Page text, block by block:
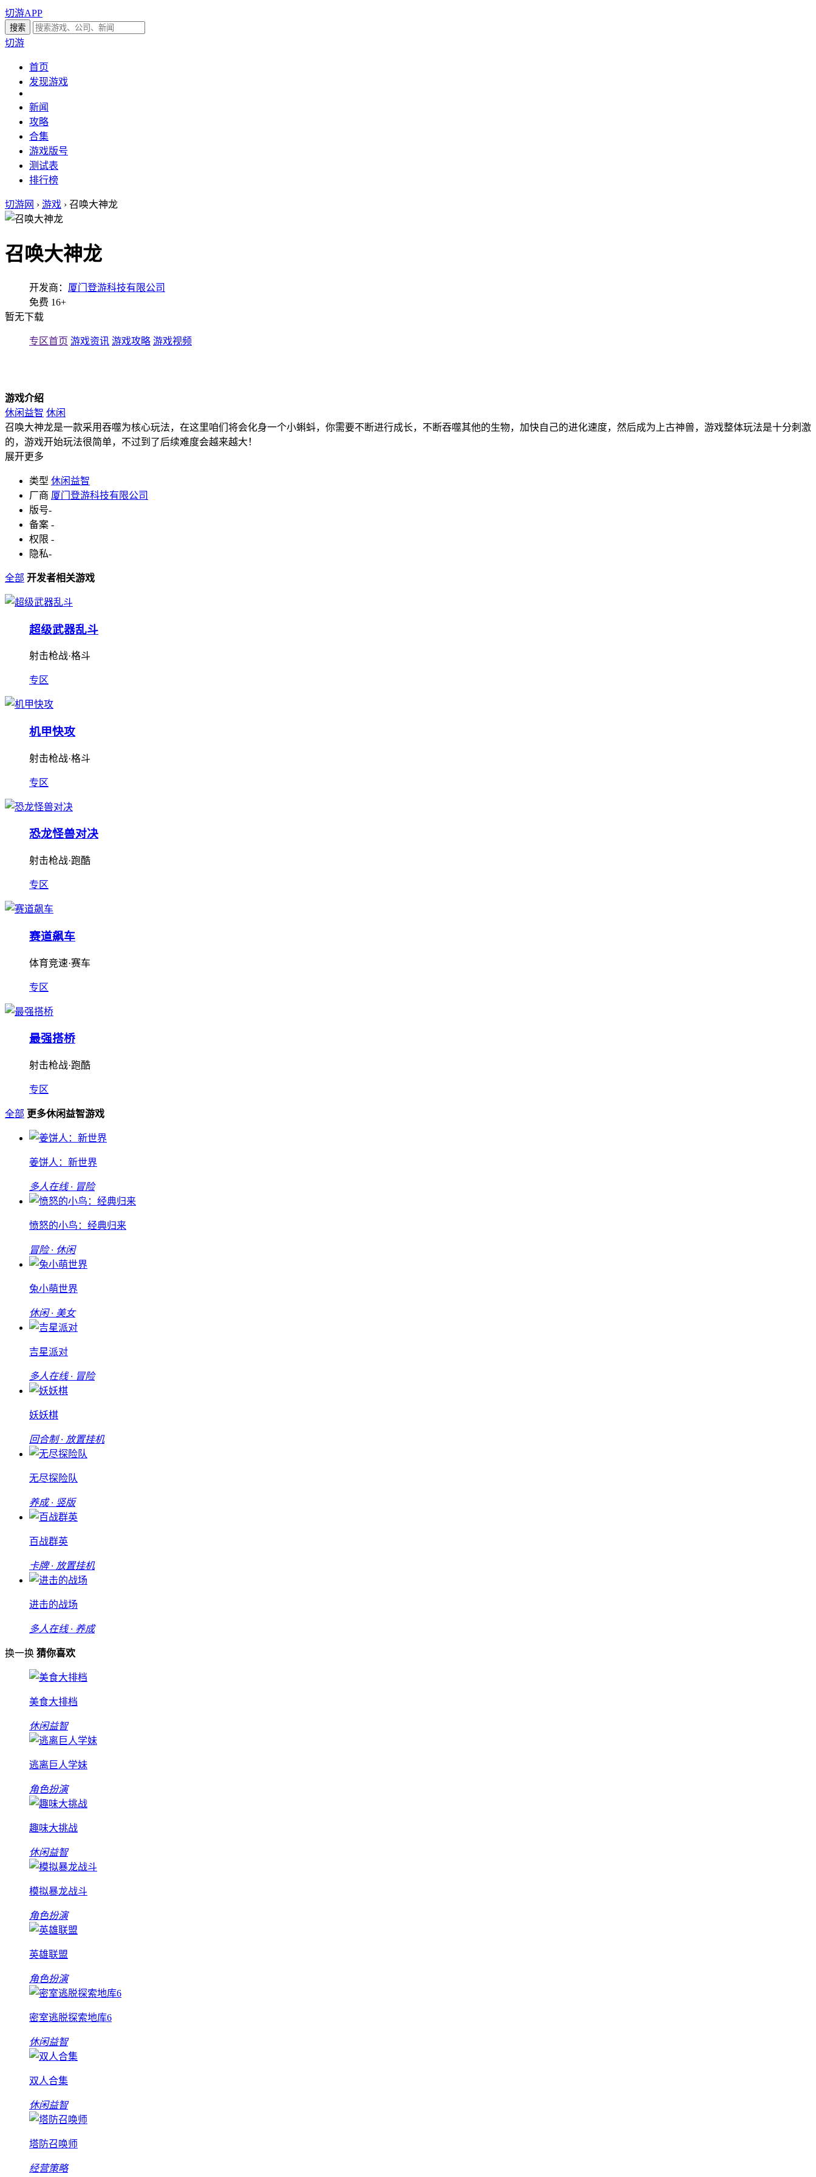
切游APP
切游
首页
发现游戏
新闻
攻略
合集
游戏版号
测试表
排行榜
切游网 › 游戏 › 召唤大神龙
召唤大神龙
开发商： 厦门登游科技有限公司
免费 16+
暂无下载
专区首页 游戏资讯 游戏攻略 游戏视频
游戏介绍
休闲益智 休闲
召唤大神龙是一款采用吞噬为核心玩法，在这里咱们将会化身一个小蝌蚪，你需要不断进行成长，不断吞噬其他的生物，加快自己的进化速度，然后成为上古神兽，游戏整体玩法是十分刺激
的，游戏开始玩法很简单，不过到了后续难度会越来越大！
展开更多
类型 休闲益智
厂商 厦门登游科技有限公司
版号-
备案 -
权限 -
隐私-
全部 开发者相关游戏
超级武器乱斗
射击枪战·格斗
专区
机甲快攻
射击枪战·格斗
专区
恐龙怪兽对决
射击枪战·跑酷
专区
赛道飙车
体育竞速·赛车
专区
最强搭桥
射击枪战·跑酷
专区
全部 更多休闲益智游戏
姜饼人：新世界
多人在线 · 冒险
愤怒的小鸟：经典归来
冒险 · 休闲
兔小萌世界
休闲 · 美女
吉星派对
多人在线 · 冒险
妖妖棋
回合制 · 放置挂机
无尽探险队
养成 · 竖版
百战群英
卡牌 · 放置挂机
进击的战场
多人在线 · 养成
换一换 猜你喜欢
美食大排档
休闲益智
逃离巨人学妹
角色扮演
趣味大挑战
休闲益智
模拟暴龙战斗
角色扮演
英雄联盟
角色扮演
密室逃脱探索地库6
休闲益智
双人合集
休闲益智
塔防召唤师
经营策略